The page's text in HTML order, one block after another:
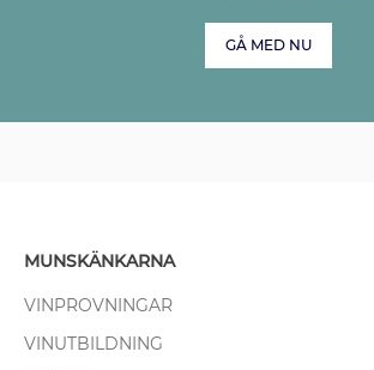
GÅ MED NU
MUNSKÄNKARNA
VINPROVNINGAR
VINUTBILDNING